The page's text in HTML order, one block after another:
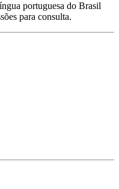
portuguesa do Brasil
para consulta.